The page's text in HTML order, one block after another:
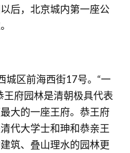
后，北京城内第一座公
城区前海西街17号。“一
王府园林是清朝极具代表
大的一座王府。恭王府
代大学士和珅和恭亲王
筑、叠山理水的园林更